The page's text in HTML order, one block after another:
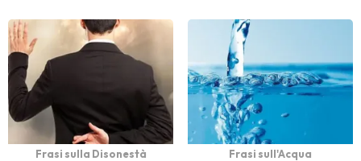
Frasi sulla Disonestà Frasi sull'Acqua